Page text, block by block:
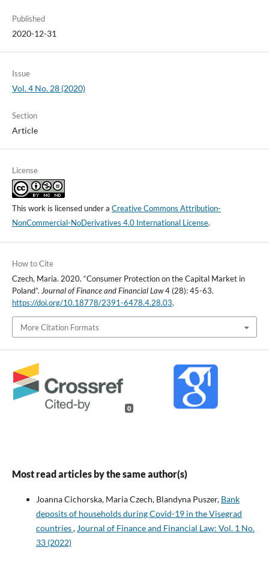
Published
2020-12-31
Issue
Vol. 4 No. 28 (2020)
Section
Article
License
This work is licensed under a Creative Commons Attribution-
NonCommercial-NoDerivatives 4.0 International License.
How to Cite
Czech, Maria. 2020. “Consumer Protection on the Capital Market in
Poland”. Journal of Finance and Financial Law4 (28): 45-63.
https://doi.org/10.18778/2391-6478.4.28.03.
More Citation Formats
0
Most read articles by the same author(s)
Joanna Cichorska, Maria Czech, Blandyna Puszer, Bank
deposits of households during Covid-19 in the Visegrad
countries, Journal of Finance and Financial Law: Vol. 1 No.
33 (2022)